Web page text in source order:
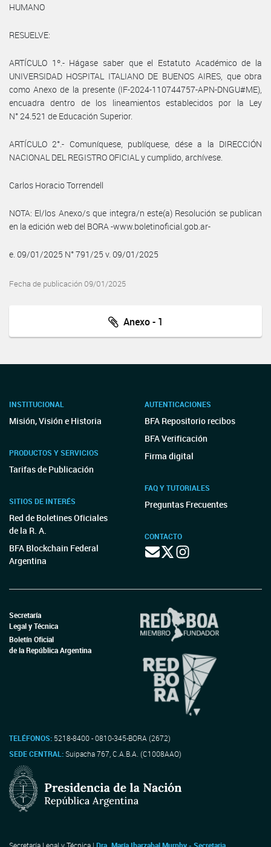
HUMANO
RESUELVE:
ARTÍCULO 1º.- Hágase saber que el Estatuto Académico de la
UNIVERSIDAD HOSPITAL ITALIANO DE BUENOS AIRES, que obra
como Anexo de la presente (IF-2024-110744757-APN-DNGU#ME),
encuadra dentro de los lineamientos establecidos por la Ley
N° 24.521 de Educación Superior.
ARTÍCULO 2°.- Comuníquese, publíquese, dése a la DIRECCIÓN
NACIONAL DEL REGISTRO OFICIAL y cumplido, archívese.
Carlos Horacio Torrendell
NOTA: El/los Anexo/s que integra/n este(a) Resolución se publican
en la edición web del BORA -www.boletinoficial.gob.ar-
e. 09/01/2025 N° 791/25 v. 09/01/2025
Fecha de publicación 09/01/2025
Anexo - 1
INSTITUCIONAL
Misión, Visión e Historia
PRODUCTOS Y SERVICIOS
Tarifas de Publicación
SITIOS DE INTERÉS
Red de Boletines Oficiales
de la R. A.
BFA Blockchain Federal
Argentina
AUTENTICACIONES
BFA Repositorio recibos
BFA Verificación
Firma digital
FAQ Y TUTORIALES
Preguntas Frecuentes
CONTACTO
Secretaría
Legal y Técnica
Boletín Oficial
de la República Argentina
TELÉFONOS: 5218-8400 - 0810-345-BORA (2672)
SEDE CENTRAL:Suipacha 767, C.A.B.A. (C1008AAO)